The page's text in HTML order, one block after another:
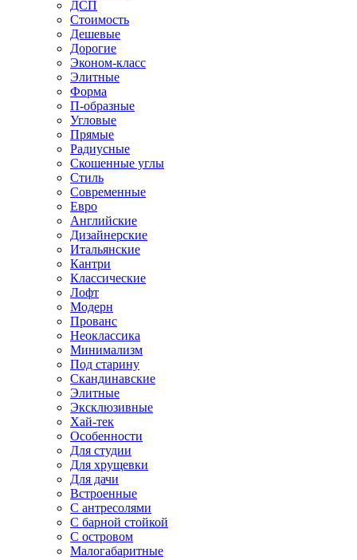
ДСП
Стоимость
Дешевые
Дорогие
Эконом-класс
Элитные
Форма
П-образные
Угловые
Прямые
Радиусные
Скошенные углы
Стиль
Современные
Евро
Английские
Дизайнерские
Итальянские
Кантри
Классические
Лофт
Модерн
Прованс
Неоклассика
Минимализм
Под старину
Скандинавские
Элитные
Эксклюзивные
Хай-тек
Особенности
Для студии
Для хрущевки
Для дачи
Встроенные
С антресолями
С барной стойкой
С островом
Малогабаритные